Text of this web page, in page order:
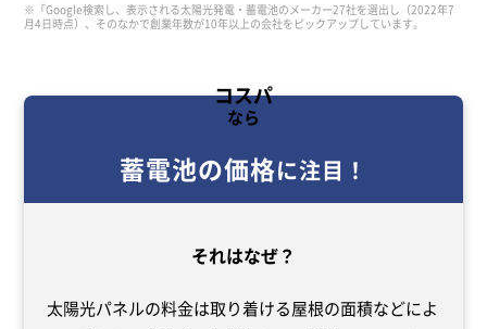
※「Google検索し、表示される太陽光発電・蓄電池のメーカー27社を選出し（2022年7
月4日時点）、そのなかで創業年数が10年以上の会社をピックアップしています。
コスパ
なら
蓄電池の価格に注目！
それはなぜ？
太陽光パネルの料金は取り着ける屋根の面積などによ